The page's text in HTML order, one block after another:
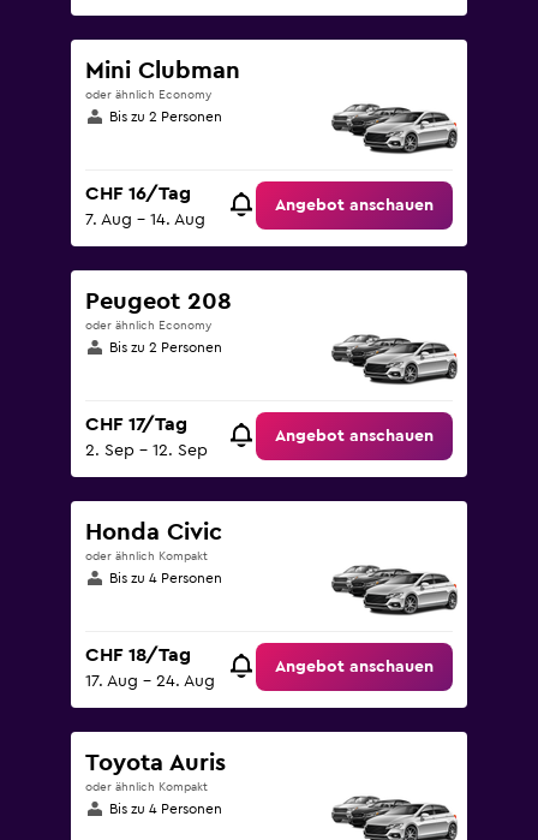
Mini Clubman
oder ähnlich Economy
Bis zu 2 Personen
CHF 16/Tag
7. Aug – 14. Aug
Angebot anschauen
Peugeot 208
oder ähnlich Economy
Bis zu 2 Personen
CHF 17/Tag
2. Sep – 12. Sep
Angebot anschauen
Honda Civic
oder ähnlich Kompakt
Bis zu 4 Personen
CHF 18/Tag
17. Aug – 24. Aug
Angebot anschauen
Toyota Auris
oder ähnlich Kompakt
Bis zu 4 Personen